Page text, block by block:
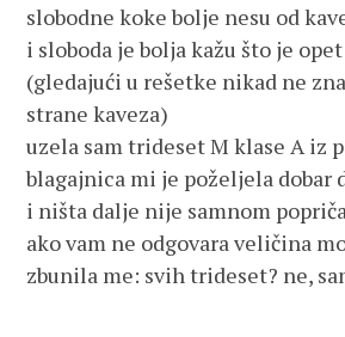
slobodne koke bolje nesu od
i sloboda je bolja kažu što je
(gledajući u rešetke nikad ne
strane kaveza)
uzela sam trideset M klase A iz
blagajnica mi je poželjela dobar
i ništa dalje nije samnom
ako vam ne odgovara veličina
zbunila me: svih trideset? ne,